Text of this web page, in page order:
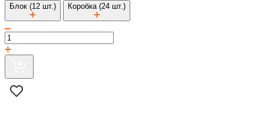
Блок (12 шт.) Коробка (24 шт.)